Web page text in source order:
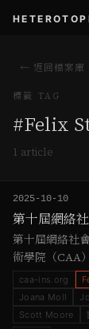
← 返回檔案庫
標籤 TAG
#Felix
1 article
2025-10-10
第十屆網絡
第十屆網絡社
術學院（CAA
（INS） 總召
仁、劉懌斯、
——並非末世
caa-ins.org
Joana Moll
Scott Moore